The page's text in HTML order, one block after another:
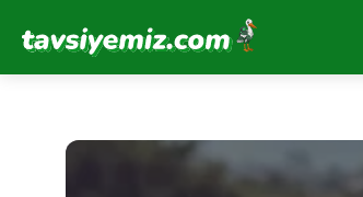
Tavsiyemiz Anasayfa